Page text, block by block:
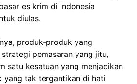
es krim di Indonesia
diulas.
produk-produk yang
pemasaran yang jitu,
satu kesatuan yang menjadikan
yang tak tergantikan di hati